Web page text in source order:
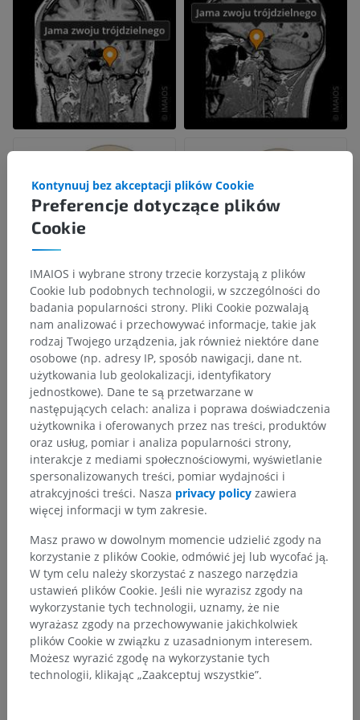
Preferencje dotyczące plików
Cookie
Kontynuuj bez akceptacji plików Cookie
IMAIOS i wybrane strony trzecie korzystają z plików
Cookie lub podobnych technologii, w szczególności do
badania popularności strony. Pliki Cookie pozwalają
nam analizować i przechowywać informacje, takie jak
rodzaj Twojego urządzenia, jak również niektóre dane
osobowe (np. adresy IP, sposób nawigacji, dane nt.
użytkowania lub geolokalizacji, identyfikatory
jednostkowe). Dane te są przetwarzane w
następujących celach: analiza i poprawa doświadczenia
użytkownika i oferowanych przez nas treści, produktów
oraz usług, pomiar i analiza popularności strony,
interakcje z mediami społecznościowymi, wyświetlanie
spersonalizowanych treści, pomiar wydajności i
atrakcyjności treści. Nasza privacy policy zawiera
więcej informacji w tym zakresie.
Masz prawo w dowolnym momencie udzielić zgody na
korzystanie z plików Cookie, odmówić jej lub wycofać ją.
W tym celu należy skorzystać z naszego narzędzia
ustawień plików Cookie. Jeśli nie wyrazisz zgody na
wykorzystanie tych technologii, uznamy, że nie
wyrażasz zgody na przechowywanie jakichkolwiek
plików Cookie w związku z uzasadnionym interesem.
Możesz wyrazić zgodę na wykorzystanie tych
technologii, klikając „Zaakceptuj wszystkie”.